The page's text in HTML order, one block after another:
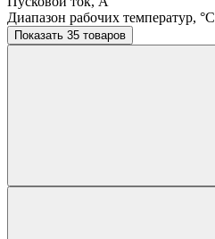
Диапазон рабочих температур, °C
Показать 35 товаров